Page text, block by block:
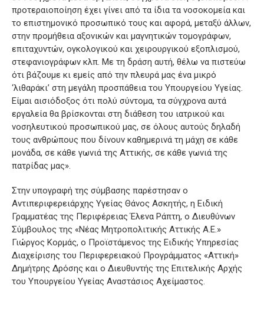
προτεραιοποίηση έχει γίνει από τα ίδια τα νοσοκομεία και
το επιστημονικό προσωπικό τους και αφορά, μεταξύ άλλων,
στην προμήθεια αξονικών και μαγνητικών τομογράφων,
επιταχυντών, ογκολογικού και χειρουργικού εξοπλισμού,
στεφανιογράφων κλπ. Με τη δράση αυτή, θέλω να πιστεύω
ότι βάζουμε κι εμείς από την πλευρά μας ένα μικρό
‘λιθαράκι’ στη μεγάλη προσπάθεια του Υπουργείου Υγείας.
Είμαι αισιόδοξος ότι πολύ σύντομα, τα σύγχρονα αυτά
εργαλεία θα βρίσκονται στη διάθεση του ιατρικού και
νοσηλευτικού προσωπικού μας, σε όλους αυτούς δηλαδή
τους ανθρώπους που δίνουν καθημερινά τη μάχη σε κάθε
μονάδα, σε κάθε γωνιά της Αττικής, σε κάθε γωνιά της
πατρίδας μας».
Στην υπογραφή της σύμβασης παρέστησαν ο
Αντιπεριφερειάρχης Υγείας Θάνος Ασκητής, η Ειδική
Γραμματέας της Περιφέρειας Έλενα Ράπτη, ο Διευθύνων
Σύμβουλος της «Νέας Μητροπολιτικής Αττικής Α.Ε.»
Γιώργος Κορμάς, ο Προϊστάμενος της Ειδικής Υπηρεσίας
Διαχείρισης του Περιφερειακού Προγράμματος «Αττική»
Δημήτρης Δρόσης και ο Διευθυντής της Επιτελικής Αρχής
του Υπουργείου Υγείας Αναστάσιος Αχείμαστος.